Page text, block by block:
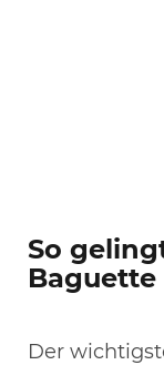
So
Der